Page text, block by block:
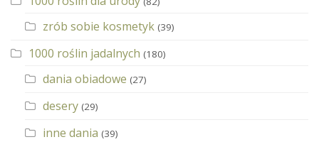
zrób sobie kosmetyk (39)
1000 roślin jadalnych (180)
dania obiadowe (27)
desery (29)
inne dania (39)